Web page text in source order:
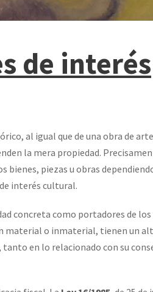
de interés
al igual que de una obra de
la mera propiedad.
piezas u obras
interés cultural.
concreta como portadores de
material o inmaterial, tienen un
en lo relacionado con su